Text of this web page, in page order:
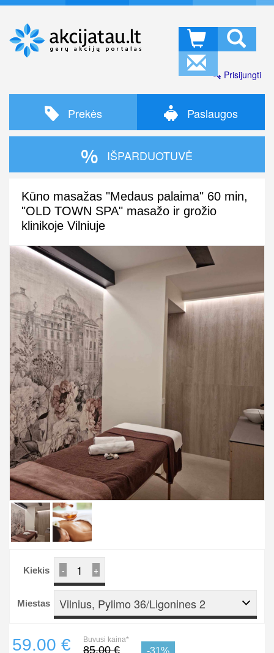
Prisijungti
Prekės Paslaugos
IŠPARDUOTUVĖ
Kūno masažas "Medaus palaima" 60 min,
"OLD TOWN SPA" masažo ir grožio
klinikoje Vilniuje
Kiekis - +
Miestas Vilnius, Pylimo 36/Ligonines 2
59.00 € Buvusi kaina*
85.00 €